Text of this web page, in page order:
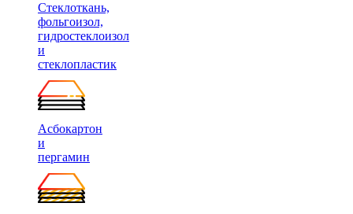
Стеклоткань,
фольгоизол,
гидростеклоизол
и
стеклопластик
Асбокартон
и
пергамин